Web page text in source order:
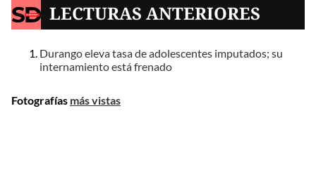
LECTURAS ANTERIORES
Durango eleva tasa de adolescentes imputados; su
internamiento está frenado
Fotografías más vistas